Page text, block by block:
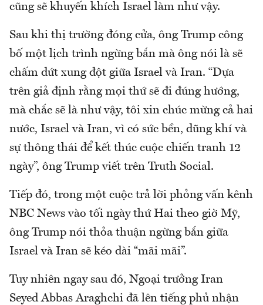
cũng sẽ khuyến khích Israel làm như vậy.
Sau khi thị trường đóng cửa, ông Trump công
bố một lịch trình ngừng bắn mà ông nói là sẽ
chấm dứt xung đột giữa Israel và Iran. “Dựa
trên giả định rằng mọi thứ sẽ đi đúng hướng,
mà chắc sẽ là như vậy, tôi xin chúc mừng cả hai
nước, Israel và Iran, vì có sức bền, dũng khí và
sự thông thái để kết thúc cuộc chiến tranh 12
ngày”, ông Trump viết trên Truth Social.
Tiếp đó, trong một cuộc trả lời phỏng vấn kênh
NBC News vào tối ngày thứ Hai theo giờ Mỹ,
ông Trump nói thỏa thuận ngừng bắn giữa
Israel và Iran sẽ kéo dài “mãi mãi”.
Tuy nhiên ngay sau đó, Ngoại trưởng Iran
Seyed Abbas Araghchi đã lên tiếng phủ nhận